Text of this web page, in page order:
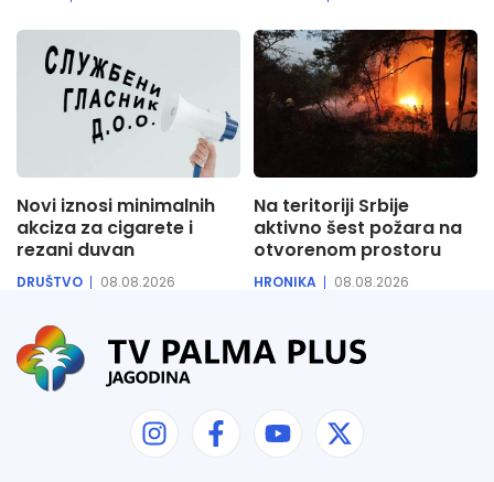
Novi iznosi minimalnih
akciza za cigarete i
rezani duvan
DRUŠTVO 08.08.2026
Na teritoriji Srbije
aktivno šest požara na
otvorenom prostoru
HRONIKA 08.08.2026